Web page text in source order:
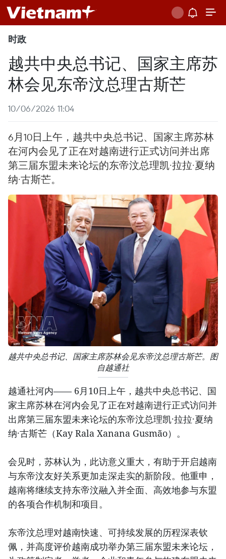
时政
越共中央总书记、国家主席苏
林会见东帝汶总理古斯芒
10/06/2026 11:04
6月10日上午，越共中央总书记、国家主席苏林
在河内会见了正在对越南进行正式访问并出席
第三届东盟未来论坛的东帝汶总理凯·拉拉·夏纳
纳·古斯芒。
越共中央总书记、国家主席苏林会见东帝汶总理古斯芒。图
自越通社
越通社河内—— 6月10日上午，越共中央总书记、国
家主席苏林在河内会见了正在对越南进行正式访问并
出席第三届东盟未来论坛的东帝汶总理凯·拉拉·夏纳
纳·古斯芒（Kay Rala Xanana Gusmão）。
会见时，苏林认为，此访意义重大，有助于开启越南
与东帝汶友好关系更加走深走实的新阶段。他重申，
越南将继续支持东帝汶融入并全面、高效地参与东盟
的各项合作机制和项目。
东帝汶总理对越南快速、可持续发展的历程深表钦
佩，并高度评价越南成功举办第三届东盟未来论坛，